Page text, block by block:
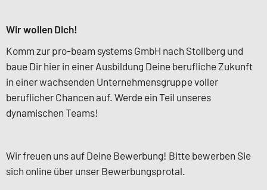
Wir wollen Dich!
Komm zur pro-beam systems GmbH nach Stollberg und
baue Dir hier in einer Ausbildung Deine berufliche Zukunft
in einer wachsenden Unternehmensgruppe voller
beruflicher Chancen auf. Werde ein Teil unseres
dynamischen Teams!
Wir freuen uns auf Deine Bewerbung! Bitte bewerben Sie
sich online über unser Bewerbungsprotal.